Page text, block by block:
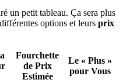
un petit tableau. Ça sera plus
options et leurs prix
Fourchette
de Prix
Estimée
Le « Plus »
pour Vous